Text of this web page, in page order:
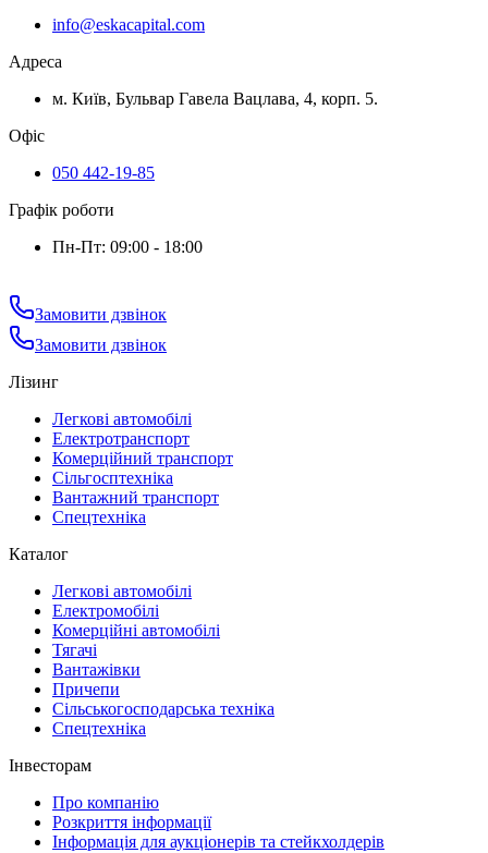
info@eskacapital.com
Адреса
м. Київ, Бульвар Гавела Вацлава, 4, корп. 5.
Офіс
050 442-19-85
Графік роботи
Пн-Пт: 09:00 - 18:00
Замовити дзвінок
Замовити дзвінок
Лізинг
Легкові автомобілі
Електротранспорт
Комерційний транспорт
Сільгосптехніка
Вантажний транспорт
Спецтехніка
Каталог
Легкові автомобілі
Електромобілі
Комерційні автомобілі
Тягачі
Вантажівки
Причепи
Сільськогосподарська техніка
Спецтехніка
Інвесторам
Про компанію
Розкриття інформації
Інформація для аукціонерів та стейкхолдерів